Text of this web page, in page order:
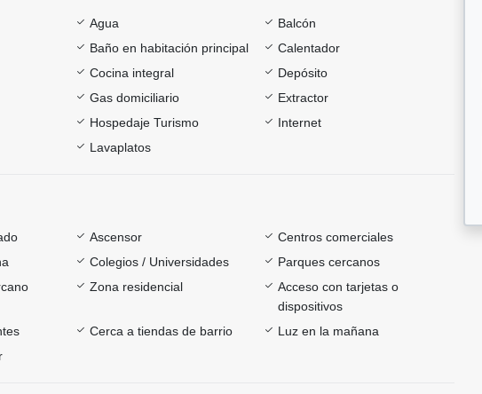
Agua
Balcón
Baño en habitación principal
Calentador
Cocina integral
Depósito
Gas domiciliario
Extractor
Hospedaje Turismo
Internet
Lavaplatos
Ascensor
Centros comerciales
Colegios / Universidades
Parques cercanos
Zona residencial
Acceso con tarjetas o
dispositivos
Cerca a tiendas de barrio
Luz en la mañana